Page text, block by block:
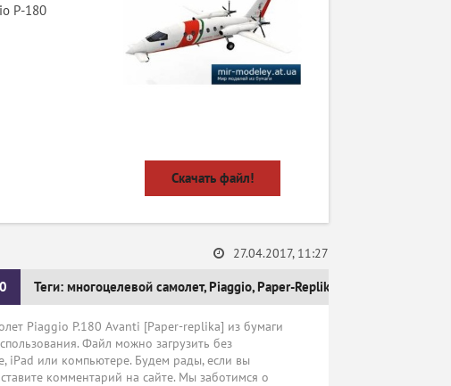
P-180
Скачать файл!
Теги: многоцелевой самолет, Piaggio, Paper-Replika
27.04.2017, 11:27
Piaggio P.180 Avanti [Paper-replika] из бумаги
Файл можно загрузить без
iPad или компьютере. Будем рады, если вы
комментарий на сайте. Мы заботимся о